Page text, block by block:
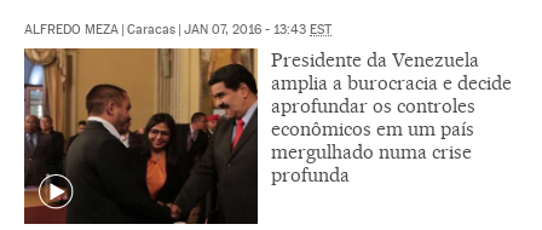
ALFREDO MEZA | Caracas | JAN 07, 2016 - 13:43 EST
Presidente da Venezuela
amplia a burocracia e decide
aprofundar os controles
econômicos em um país
mergulhado numa crise
profunda